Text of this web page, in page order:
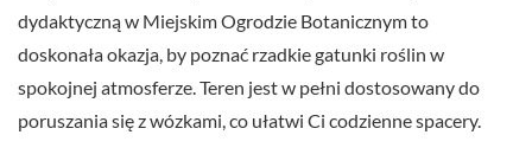
dydaktyczną w Miejskim Ogrodzie Botanicznym to
doskonała okazja, by poznać rzadkie gatunki roślin w
spokojnej atmosferze. Teren jest w pełni dostosowany do
poruszania się z wózkami, co ułatwi Ci codzienne spacery.